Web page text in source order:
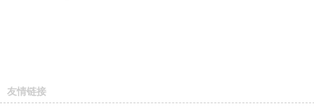
友情链接